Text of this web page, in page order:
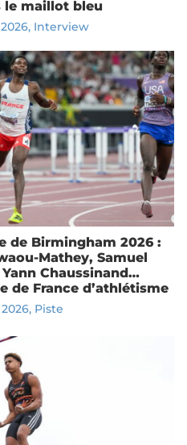
le maillot bleu
, Interview
de Birmingham 2026 :
Mathey, Samuel
Chaussinand…
de France d’athlétisme
, Piste